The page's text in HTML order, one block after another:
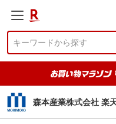
森本産業株式会社 楽